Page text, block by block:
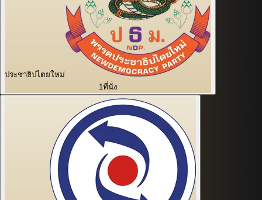
ประชาธิปไตยใหม่
1ที่นั่ง